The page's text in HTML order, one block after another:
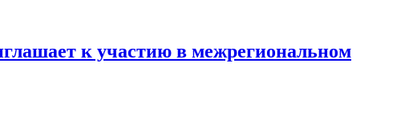
к участию в межрегиональном